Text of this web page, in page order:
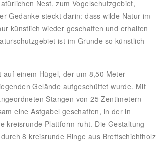
Nest, zum Vogelschutzgebiet,
Gedanke steckt darin: dass wilde Natur im
künstlich wieder geschaffen und erhalten
ist im Grunde so künstlich
auf einem Hügel, der um 8,50 Meter
Gelände aufgeschüttet wurde. Mit
Stangen von 25 Zentimetern
eine Astgabel geschaffen, in der in
kreisrunde Plattform ruht. Die Gestaltung
8 kreisrunde Ringe aus Brettschichtholz